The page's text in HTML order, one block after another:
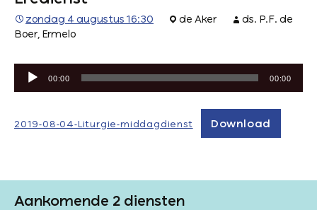
zondag 4 augustus 16:30 de Aker
ds. P.F. de
Boer, Ermelo
Audiospeler
00:00 00:00
2019-08-04-Liturgie-middagdienst Download
Aankomende 2 diensten